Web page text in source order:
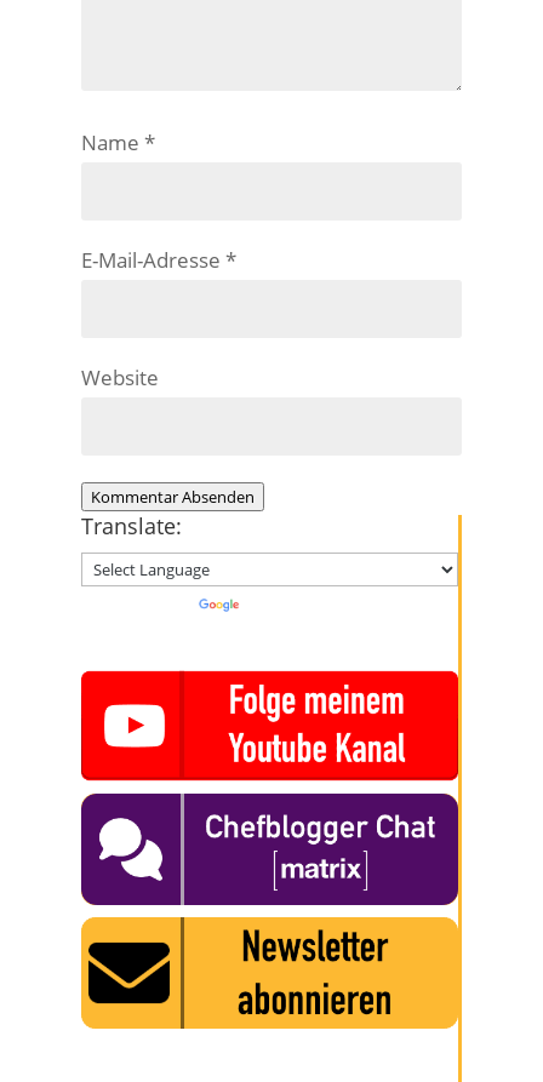
Name*
E-Mail-Adresse*
Website
Kommentar Absenden
Translate:
Powered by